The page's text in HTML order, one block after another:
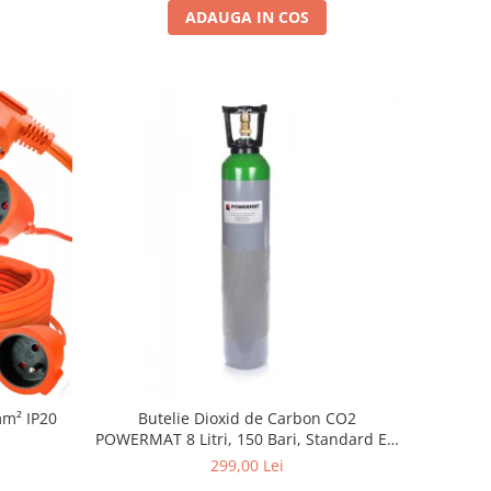
ADAUGA IN COS
Prelungitor 50m Cablu 3x1.5mm² IP20
Butelie Dioxid de Carbon CO2
POWERMAT 8 Litri, 150 Bari, Standard EN
1964-1, Tub pentru Sudura MIG-MAG si
299,00 Lei